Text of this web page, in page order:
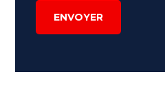
ENVOYER